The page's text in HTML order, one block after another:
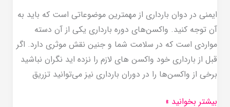
ایمنی در دوان بارداری از مهمترین موضوعاتی است که باید به
آن توجه کنید. واکسن‌های دوره بارداری یکی از آن دسته
مواردی است که در سلامت شما و جنین نقش موثری دارد. اگر
قبل از بارداری خود واکسن های لازم را نزده اید نگران نباشید
برخی از واکسن‌ها را در دوران بارداری نیز می‌توانید تزریق
بیشتر بخوانید »